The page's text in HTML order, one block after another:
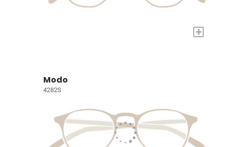
+
Modo
4282S